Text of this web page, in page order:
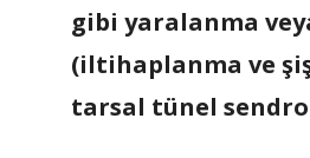
gibi yaralanma
(iltihaplanma ve
tarsal tünel